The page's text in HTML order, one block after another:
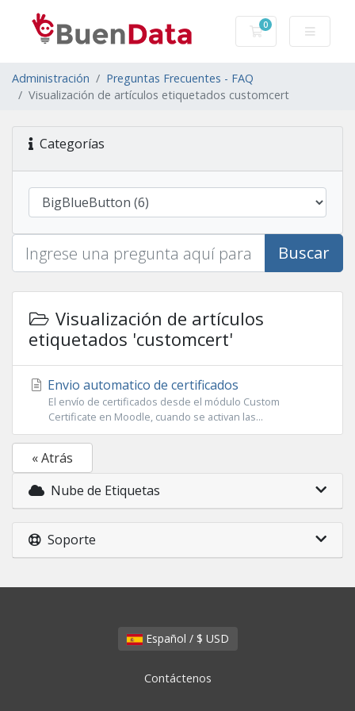
0
Carro de Pedidos
Administración
Preguntas Frecuentes - FAQ
Visualización de artículos etiquetados customcert
Categorías
Buscar
Visualización de artículos
etiquetados 'customcert'
Envio automatico de certificados
El envío de certificados desde el módulo Custom
Certificate en Moodle, cuando se activan las...
« Atrás
Nube de Etiquetas
Soporte
Español / $ USD
Contáctenos